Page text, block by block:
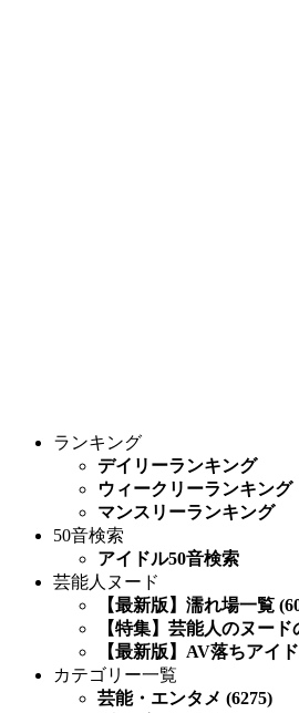
ランキング
デイリーランキング
ウィークリーランキング
マンスリーランキング
50音検索
アイドル50音検索
芸能人ヌード
【最新版】濡れ場一覧
【特集】芸能人のヌード
【最新版】AV落ちアイ
カテゴリー一覧
芸能・エンタメ (6275)